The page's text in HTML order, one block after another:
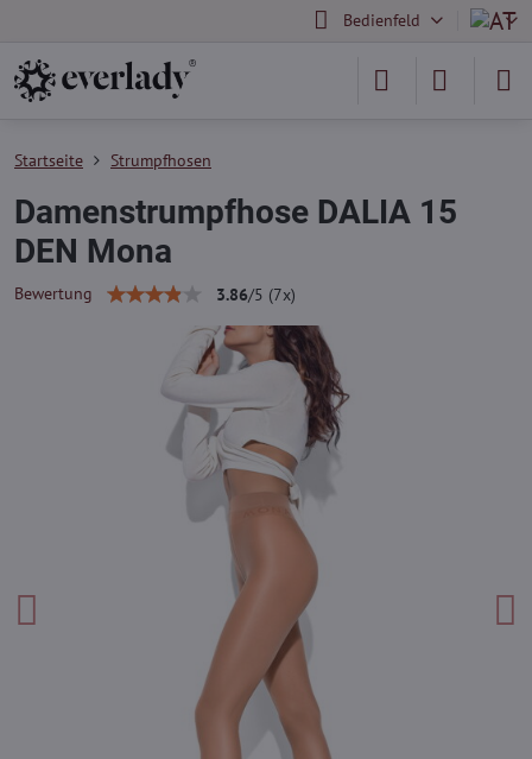
Bedienfeld
Startseite Strumpfhosen
Damenstrumpfhose DALIA 15
DEN Mona
Bewertung 3.86/5 (7x)